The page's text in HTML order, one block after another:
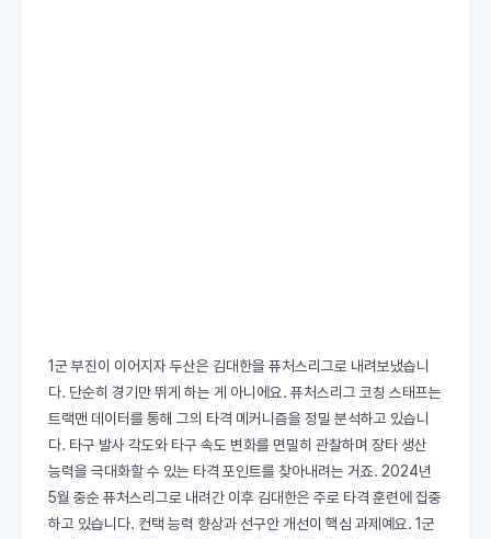
1군 부진이 이어지자 두산은 김대한을 퓨처스리그로 내려보냈습니
다. 단순히 경기만 뛰게 하는 게 아니에요. 퓨처스리그 코칭 스태프는
트랙맨 데이터를 통해 그의 타격 메커니즘을 정밀 분석하고 있습니
다. 타구 발사 각도와 타구 속도 변화를 면밀히 관찰하며 장타 생산
능력을 극대화할 수 있는 타격 포인트를 찾아내려는 거죠. 2024년
5월 중순 퓨처스리그로 내려간 이후 김대한은 주로 타격 훈련에 집중
하고 있습니다. 컨택 능력 향상과 선구안 개선이 핵심 과제예요. 1군